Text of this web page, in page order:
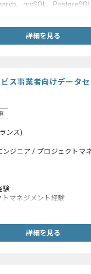
、mySQL、PostgreSQL
詳細を見る
ス事業者向けデータ
ンス)
ジニア / プロジェクトマ
験
トマネジメント経験
詳細を見る